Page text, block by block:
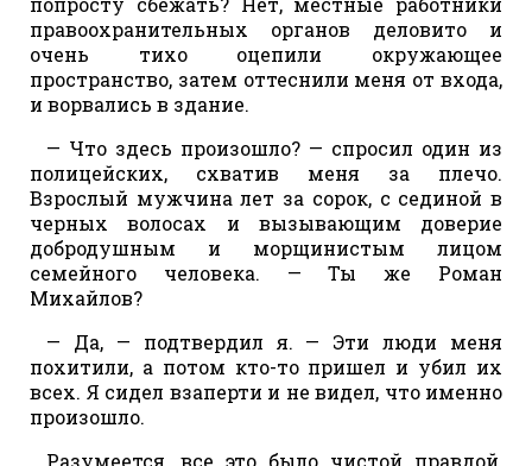
правоохранительных органов деловито и
очень тихо оцепили окружающее
пространство, затем оттеснили меня от входа,
и ворвались в здание.
— Что здесь произошло? — спросил один из
полицейских, схватив меня за плечо.
Взрослый мужчина лет за сорок, с сединой в
черных волосах и вызывающим доверие
добродушным и морщинистым лицом
семейного человека. — Ты же Роман
Михайлов?
— Да, — подтвердил я. — Эти люди меня
похитили, а потом кто-то пришел и убил их
всех. Я сидел взаперти и не видел, что именно
произошло.
Разумеется, все это было чистой правдой,